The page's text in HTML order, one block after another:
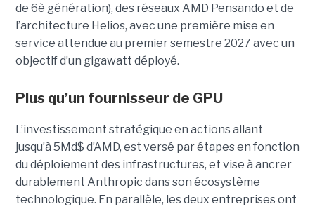
de 6è génération), des réseaux AMD Pensando et de
l’architecture Helios, avec une première mise en
service attendue au premier semestre 2027 avec un
objectif d’un gigawatt déployé.
Plus qu’un fournisseur de GPU
L’investissement stratégique en actions allant
jusqu’à 5Md$ d’AMD, est versé par étapes en fonction
du déploiement des infrastructures, et vise à ancrer
durablement Anthropic dans son écosystème
technologique. En parallèle, les deux entreprises ont